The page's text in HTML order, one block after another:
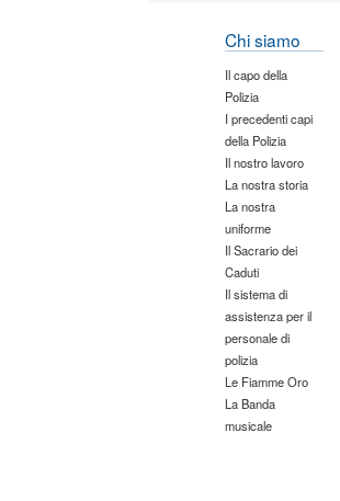
Chi siamo
Il capo della
Polizia
I precedenti capi
della Polizia
Il nostro lavoro
La nostra storia
La nostra
uniforme
Il Sacrario dei
Caduti
Il sistema di
assistenza per il
personale di
polizia
Le Fiamme Oro
La Banda
musicale